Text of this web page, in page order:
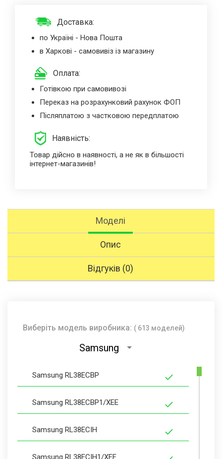
Доставка:
по Україні - Нова Пошта
в Харкові - самовивіз із магазину
Оплата:
Готівкою при самовивозі
Переказ на розрахунковий рахунок ФОП
Післяплатою з частковою передплатою
Наявність:
Товар дійсно в наявності, а не як в більшості
інтернет-магазинів!
Моделі
Опис
Відгуків (0)
Виберіть модель виробника: ( 613 моделей)
Samsung
Samsung RL38ECBP
Samsung RL38ECBP1/XEE
Samsung RL38ECIH
Samsung RL38ECIH1/XEF